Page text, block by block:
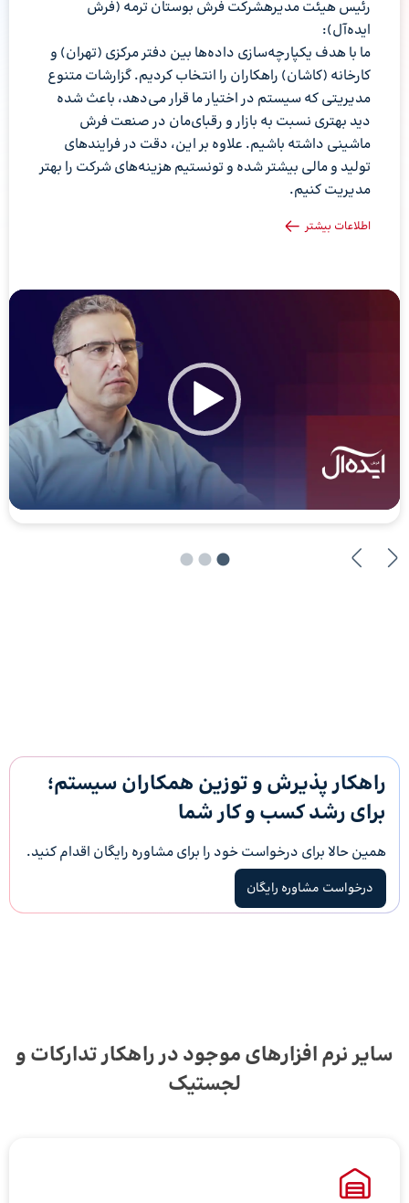
رئیس هیئت مدیرهشرکت فرش بوستان ترمه (فرش
ایده‌آل):
ما با هدف یکپارچه‌سازی داده‌ها بین دفتر مرکزی (تهران) و
کارخانه (کاشان) راهکاران را انتخاب کردیم. گزارشات متنوع
مدیریتی که سیستم در اختیار ما قرار می‌دهد، باعث شده
دید بهتری نسبت به بازار و رقبای‌مان در صنعت فرش
ماشینی داشته باشیم. علاوه بر این، دقت در فرایندهای
تولید و مالی بیشتر شده و تونستیم هزینه‌های شرکت را بهتر
مدیریت کنیم.
اطلاعات بیشتر
راهکار پذیرش و توزین همکاران سیستم؛
برای رشد کسب و کار شما
همین حالا برای درخواست خود را برای مشاوره رایگان اقدام کنید.
درخواست مشاوره رایگان
سایر نرم افزارهای موجود در راهکار تدارکات و
لجستیک